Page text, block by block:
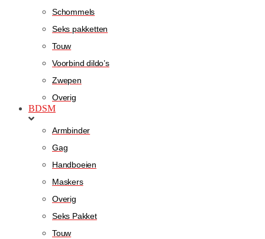
Schommels
Seks pakketten
Touw
Voorbind dildo’s
Zwepen
Overig
BDSM
Armbinder
Gag
Handboeien
Maskers
Overig
Seks Pakket
Touw